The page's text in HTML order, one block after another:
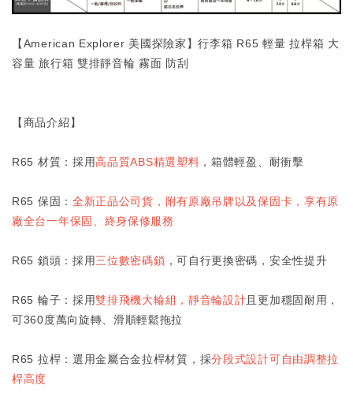
【American Explorer 美國探險家】行李箱 R65 輕量 拉桿箱 大
容量 旅行箱 雙排靜音輪 霧面 防刮
【商品介紹】
R65 材質：採用高品質ABS精選塑料 ，箱體輕盈、耐衝擊
R65 保固： 全新正品公司貨，附有原廠吊牌以及保固卡，享有原
廠全台一年保固、終身保修服務
R65 鎖頭：採用三位數密碼鎖 ，可自行更換密碼，安全性提升
R65 輪子：採用雙排飛機大輪組 ，靜音輪設計 且更加穩固耐用，
可360度萬向旋轉、滑順輕鬆拖拉
R65 拉桿：選用金屬合金拉桿材質，採分段式設計可自由調整拉
桿高度